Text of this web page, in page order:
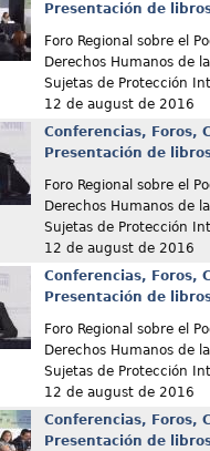
Presentación de
Foro Regional sobre el
Derechos Humanos de
Sujetas de Protección
12 de august de 2016
Conferencias, Foros,
Presentación de
Foro Regional sobre el
Derechos Humanos de
Sujetas de Protección
12 de august de 2016
Conferencias, Foros,
Presentación de
Foro Regional sobre el
Derechos Humanos de
Sujetas de Protección
12 de august de 2016
Conferencias, Foros,
Presentación de